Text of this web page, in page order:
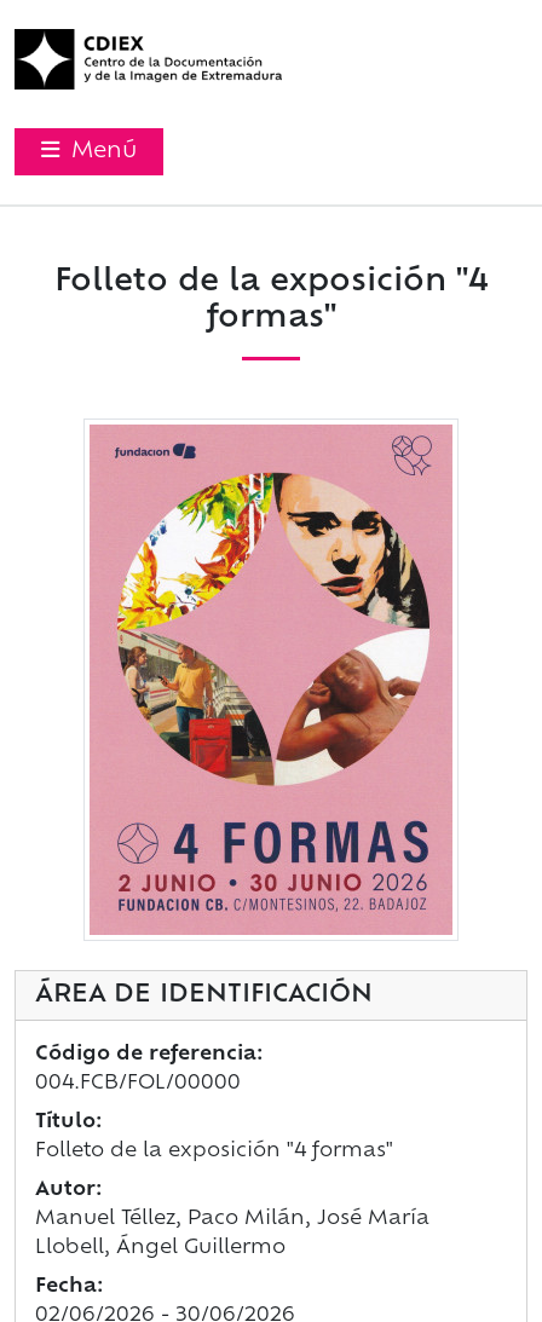
Menú
Folleto de la exposición "4
formas"
ÁREA DE IDENTIFICACIÓN
Código de referencia:
004.FCB/FOL/00000
Título:
Folleto de la exposición "4 formas"
Autor:
Manuel Téllez, Paco Milán, José María
Llobell, Ángel Guillermo
Fecha:
02/06/2026 - 30/06/2026